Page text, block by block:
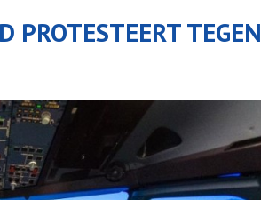
PROTESTEERT TEGEN